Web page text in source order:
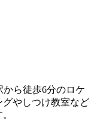
ら徒歩6分のロケ
やしつけ教室など